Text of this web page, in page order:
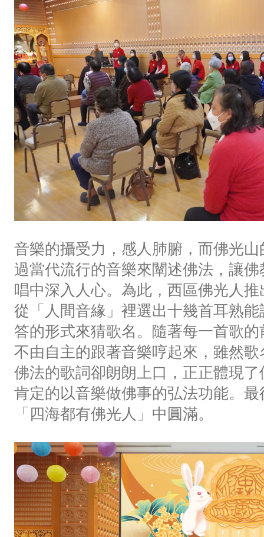
音樂的攝受力，感人肺腑，而佛光
過當代流行的音樂來闡述佛法，讓
唱中深入人心。為此，西區佛光人
從「人間音緣」裡選出十幾首耳熟
答的形式來猜歌名。隨著每一首歌
不由自主的跟著音樂哼起來，雖然
佛法的歌詞卻朗朗上口，正正體現
肯定的以音樂做佛事的弘法功能。
「四海都有佛光人」中圓滿。